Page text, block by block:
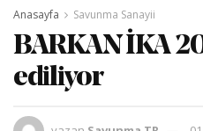
Anasayfa Savunma Sanayii
BARKAN İKA
ediliyor